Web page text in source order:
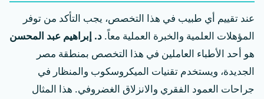
عند تقييم أي طبيب في هذا التخصص، يجب التأكد من توفر
المؤهلات العلمية والخبرة العملية معاً. د. إبراهيم عبد المحسن
هو أحد الأطباء العاملين في هذا التخصص بمنطقة مصر
الجديدة، ويستخدم تقنيات الميكروسكوب والمنظار في
جراحات العمود الفقري والانزلاق الغضروفي. هذا المثال